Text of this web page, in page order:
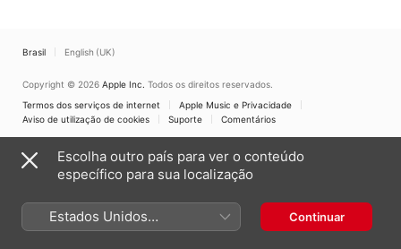
Brasil English (UK)
Copyright © 2026 Apple Inc. Todos os direitos reservados.
Termos dos serviços de internet
Apple Music e Privacidade
Aviso de utilização de cookies
Suporte Comentários
Escolha outro país para ver o conteúdo
específico para sua localização
Estados Unidos
(Português Brasil)
Continuar